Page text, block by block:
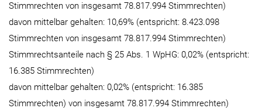
Stimmrechten von insgesamt 78.817.994 Stimmrechten)
davon mittelbar gehalten: 10,69% (entspricht: 8.423.098
Stimmrechten von insgesamt 78.817.994 Stimmrechten)
Stimmrechtsanteile nach § 25 Abs. 1 WpHG: 0,02% (entspricht:
16.385 Stimmrechten)
davon mittelbar gehalten: 0,02% (entspricht: 16.385
Stimmrechten) von insgesamt 78.817.994 Stimmrechten)